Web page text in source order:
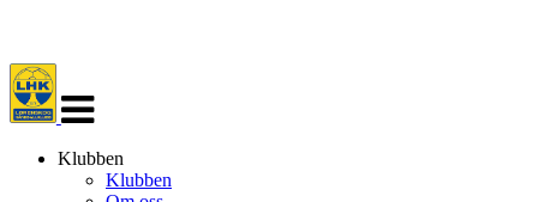
navigasjon
Klubben
Klubben